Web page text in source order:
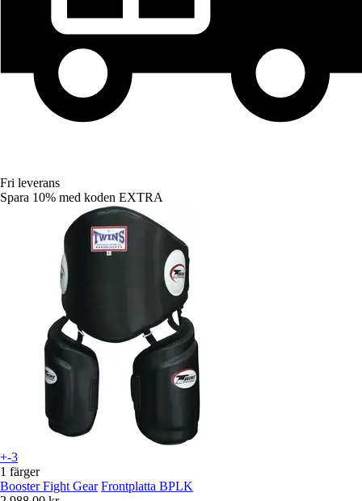
Fri leverans
Spara 10% med koden EXTRA
+-3
1 färger
Booster Fight Gear Frontplatta BPLK